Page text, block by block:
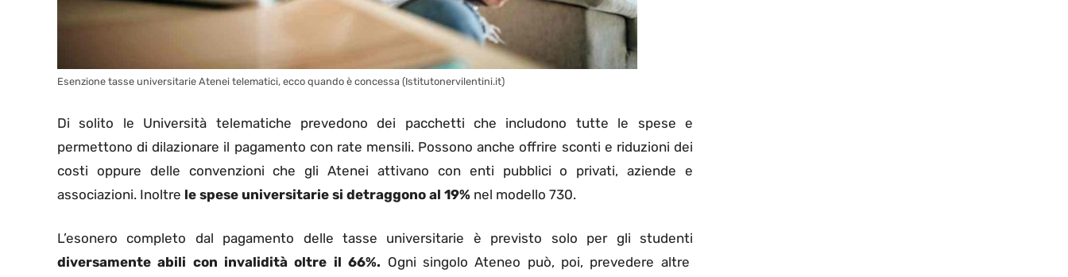
Esenzione tasse universitarie Atenei telematici, ecco quando è concessa (Istitutonervilentini.it)
Di solito le Università telematiche prevedono dei pacchetti che includono tutte le spese e
permettono di dilazionare il pagamento con rate mensili. Possono anche offrire sconti e riduzioni dei
costi oppure delle convenzioni che gli Atenei attivano con enti pubblici o privati, aziende e
associazioni. Inoltre le spese universitarie si detraggono al 19% nel modello 730.
L’esonero completo dal pagamento delle tasse universitarie è previsto solo per gli studenti
diversamente abili con invalidità oltre il 66%. Ogni singolo Ateneo può, poi, prevedere altre